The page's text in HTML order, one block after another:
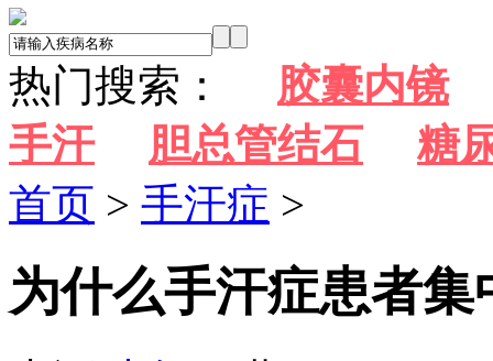
热门搜索： 胶囊内镜
手汗
胆总管结石
糖
首页 > 手汗症 >
为什么手汗症患者集